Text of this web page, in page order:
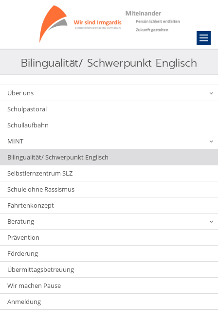
Bilingualität/ Schwerpunkt Englisch
Über uns
Schulpastoral
Schullaufbahn
MINT
Bilingualität/ Schwerpunkt Englisch
Selbstlernzentrum SLZ
Schule ohne Rassismus
Fahrtenkonzept
Beratung
Prävention
Förderung
Übermittagsbetreuung
Wir machen Pause
Anmeldung